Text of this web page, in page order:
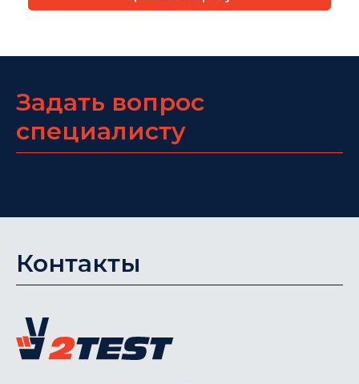
Задать вопрос
специалисту
Контакты